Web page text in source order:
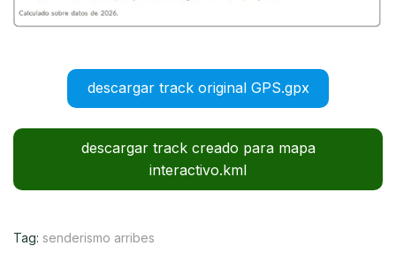
descargar track original GPS.gpx
descargar track creado para mapa
interactivo.kml
Tag: senderismo arribes